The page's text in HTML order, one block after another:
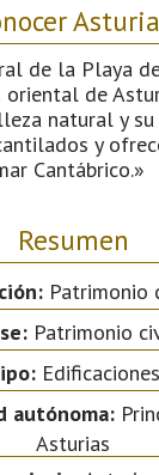
de la Playa
de
natural y
y
Cantábrico.»
Resumen
Patrimonio
Patrimonio
Edificaciones
autónoma:
Asturias